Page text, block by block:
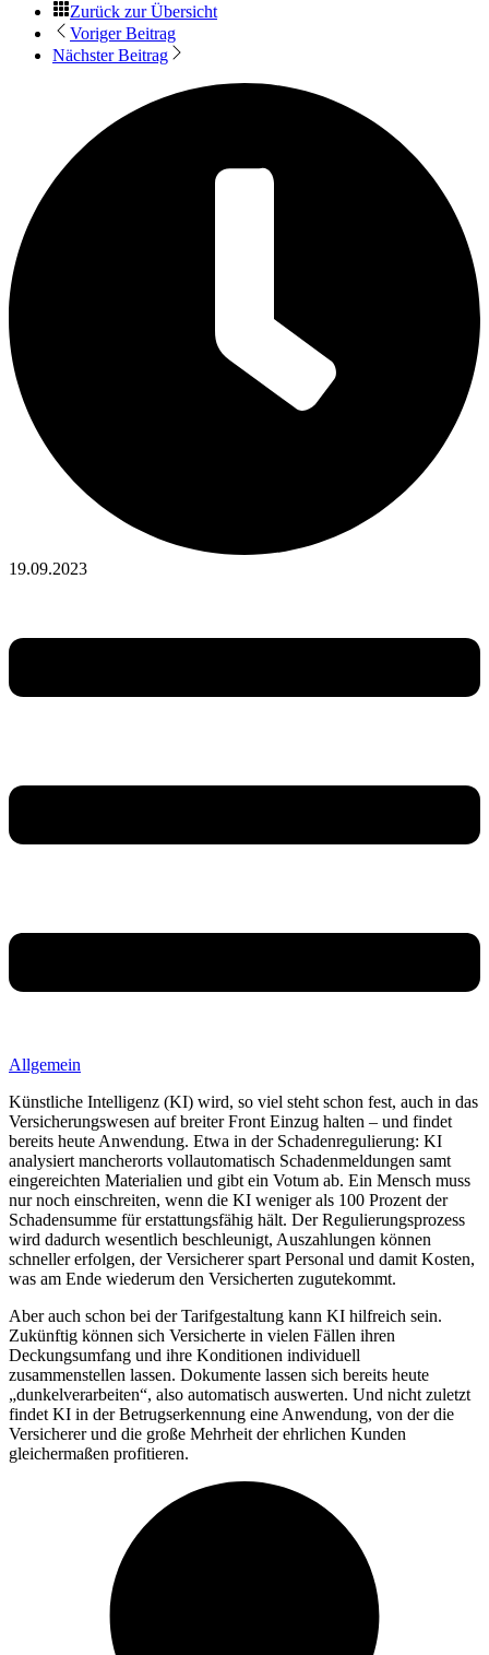
Zurück zur Übersicht
Voriger Beitrag
Nächster Beitrag
19.09.2023
Allgemein
Künstliche Intelligenz (KI) wird, so viel steht schon fest, auch in das
Versicherungswesen auf breiter Front Einzug halten – und findet
bereits heute Anwendung. Etwa in der Schadenregulierung: KI
analysiert mancherorts vollautomatisch Schadenmeldungen samt
eingereichten Materialien und gibt ein Votum ab. Ein Mensch muss
nur noch einschreiten, wenn die KI weniger als 100 Prozent der
Schadensumme für erstattungsfähig hält. Der Regulierungsprozess
wird dadurch wesentlich beschleunigt, Auszahlungen können
schneller erfolgen, der Versicherer spart Personal und damit Kosten,
was am Ende wiederum den Versicherten zugutekommt.
Aber auch schon bei der Tarifgestaltung kann KI hilfreich sein.
Zukünftig können sich Versicherte in vielen Fällen ihren
Deckungsumfang und ihre Konditionen individuell
zusammenstellen lassen. Dokumente lassen sich bereits heute
„dunkelverarbeiten“, also automatisch auswerten. Und nicht zuletzt
findet KI in der Betrugserkennung eine Anwendung, von der die
Versicherer und die große Mehrheit der ehrlichen Kunden
gleichermaßen profitieren.